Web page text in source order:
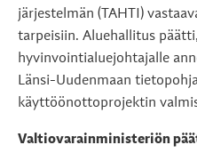
järjestelmän (TAHTI)
tarpeisiin. Aluehallitus
hyvinvointialuejohtajalle
Länsi-Uudenmaan
käyttöönottoprojektin
Valtiovarainministeriön